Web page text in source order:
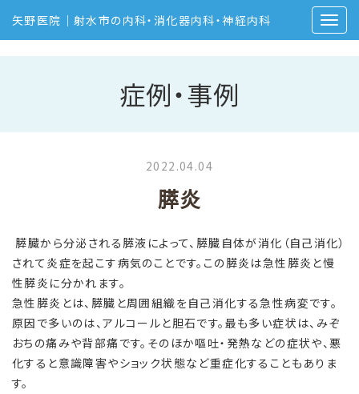
矢野医院｜射水市の内科・消化器内科・神経内科
症例・事例
2022.04.04
膵炎
膵臓から分泌される膵液によって、膵臓自体が消化（自己消化）
されて炎症を起こす病気のことです。この膵炎は急性膵炎と慢
性膵炎に分かれます。
急性膵炎とは、膵臓と周囲組織を自己消化する急性病変です。
原因で多いのは、アルコールと胆石です。最も多い症状は、みぞ
おちの痛みや背部痛です。そのほか嘔吐・発熱などの症状や、悪
化すると意識障害やショック状態など重症化することもありま
す。